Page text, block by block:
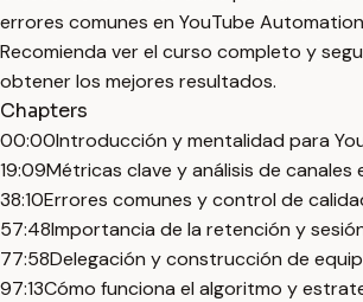
errores comunes en YouTube
Recomienda ver el curso completo y
obtener los mejores resultados.
Chapters
00:00Introducción y mentalidad para
19:09Métricas clave y análisis de canales
38:10Errores comunes y control de
57:48Importancia de la retención y
77:58Delegación y construcción de
97:13Cómo funciona el algoritmo y